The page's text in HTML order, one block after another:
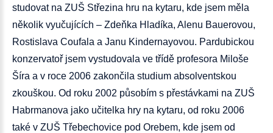
studovat na ZUŠ Střezina hru na kytaru, kde jsem měla
několik vyučujících – Zdeňka Hladíka, Alenu Bauerovou,
Rostislava Coufala a Janu Kindernayovou. Pardubickou
konzervatoř jsem vystudovala ve třídě profesora Miloše
Šíra a v roce 2006 zakončila studium absolventskou
zkouškou. Od roku 2002 působím s přestávkami na ZUŠ
Habrmanova jako učitelka hry na kytaru, od roku 2006
také v ZUŠ Třebechovice pod Orebem, kde jsem od